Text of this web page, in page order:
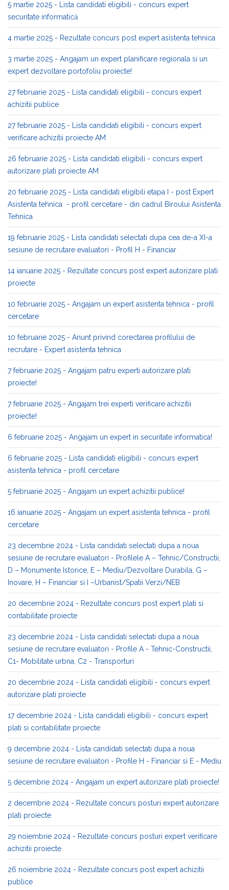
5 martie 2025 - Lista candidati eligibili - concurs expert
securitate informatică
4 martie 2025 - Rezultate concurs post expert asistenta tehnica
3 martie 2025 - Angajam un expert planificare regionala si un
expert dezvoltare portofoliu proiecte!
27 februarie 2025 - Lista candidati eligibili - concurs expert
achizitii publice
27 februarie 2025 - Lista candidati eligibili - concurs expert
verificare achizitii proiecte AM
26 februarie 2025 - Lista candidati eligibili - concurs expert
autorizare plati proiecte AM
20 februarie 2025 - Lista candidati eligibili etapa I - post Expert
Asistenta tehnica - profil cercetare - din cadrul Biroului Asistenta
Tehnica
19 februarie 2025 - Lista candidati selectati dupa cea de-a XI-a
sesiune de recrutare evaluatori - Profil H - Financiar
14 ianuarie 2025 - Rezultate concurs post expert autorizare plati
proiecte
10 februarie 2025 - Angajam un expert asistenta tehnica - profil
cercetare
10 februarie 2025 - Anunt privind corectarea profilului de
recrutare - Expert asistenta tehnica
7 februarie 2025 - Angajam patru experti autorizare plati
proiecte!
7 februarie 2025 - Angajam trei experti verificare achizitii
proiecte!
6 februarie 2025 - Angajam un expert in securitate informatica!
6 februarie 2025 - Lista candidati eligibili - concurs expert
asistenta tehnica - profil cercetare
5 februarie 2025 - Angajam un expert achizitii publice!
16 ianuarie 2025 - Angajam un expert asistenta tehnica - profil
cercetare
23 decembrie 2024 - Lista candidati selectati dupa a noua
sesiune de recrutare evaluatori - Profilele A – Tehnic/Constructii,
D – Monumente Istorice, E – Mediu/Dezvoltare Durabila, G –
Inovare, H – Financiar si I –Urbanist/Spatii Verzi/NEB
20 decembrie 2024 - Rezultate concurs post expert plati si
contabilitate proiecte
23 decembrie 2024 - Lista candidati selectati dupa a noua
sesiune de recrutare evaluatori - Profile A - Tehnic-Constructii,
C1- Mobilitate urbna, C2 - Transporturi
20 decembrie 2024 - Lista candidati eligibili - concurs expert
autorizare plati proiecte
17 decembrie 2024 - Lista candidati eligibili - concurs expert
plati si contabilitate proiecte
9 decembrie 2024 - Lista candidati selectati dupa a noua
sesiune de recrutare evaluatori - Profile H - Financiar si E - Mediu
5 decembrie 2024 - Angajam un expert autorizare plati proiecte!
2 decembrie 2024 - Rezultate concurs posturi expert autorizare
plati proiecte
29 noiembrie 2024 - Rezultate concurs posturi expert verificare
achizitii proiecte
26 noiembrie 2024 - Rezultate concurs post expert achizitii
publice